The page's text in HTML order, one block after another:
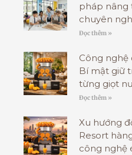
pháp nâng
chuyên
Đọc thêm »
Công nghệ
Bí mật giữ
từng giọt
Đọc thêm »
Xu hướng
Resort
công nghệ